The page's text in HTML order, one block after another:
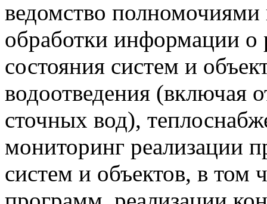
ведомство
обработки информации о
состояния систем и
водоотведения (включая
сточных вод),
мониторинг реализации
систем и объектов, в том